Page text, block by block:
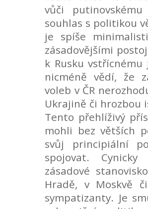
vůči
souhlas s politikou
je spíše
zásadovějšími
k Rusku vstřícnému
nicméně vědí, že
voleb v ČR
Ukrajině či
Tento přehlíživý
mohli bez větších
svůj principiální
spojovat.
zásadové
Hradě, v Moskvě
sympatizanty. Je